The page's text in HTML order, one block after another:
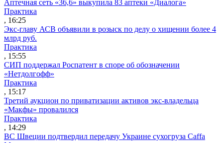
Аптечная сеть «36,6» выкупила 83 аптеки «Диалога»
Практика
, 16:25
Экс-главу АСВ объявили в розыск по делу о хищении более 4
млрд руб.
Практика
, 15:55
СИП поддержал Роспатент в споре об обозначении
«Нетдолгофф»
Практика
, 15:17
Третий аукцион по приватизации активов экс-владельца
«Макфы» провалился
Практика
, 14:29
ВС Швеции подтвердил передачу Украине сухогруза Caffa